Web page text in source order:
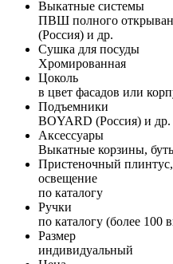
Выкатные системы
ПВШ полного
(Россия) и др.
Сушка для посуды
Хромированная
Цоколь
в цвет фасадов или
Подъемники
BOYARD (Россия) и др.
Аксессуары
Выкатные корзины,
Пристеночный
освещение
по каталогу
Ручки
по каталогу (более 100
Размер
индивидуальный